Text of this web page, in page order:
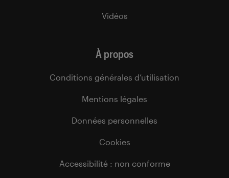
Vidéos
À propos
Conditions générales d’utilisation
Mentions légales
Données personnelles
Cookies
Accessibilité : non conforme